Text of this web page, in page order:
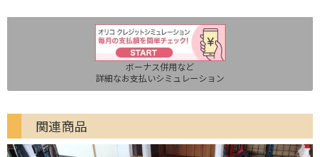
ボーナス併用など
詳細なお支払いシミュレーション
関連商品